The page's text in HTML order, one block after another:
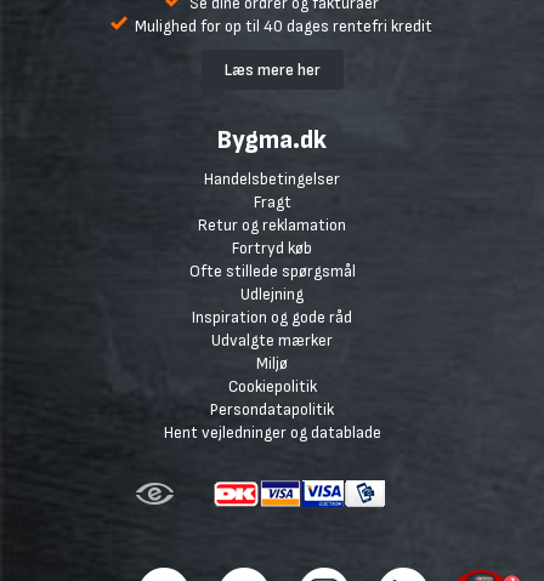
Mulighed for op til 40 dages rentefri kredit
Læs mere her
Bygma.dk
Handelsbetingelser
Fragt
Retur og reklamation
Fortryd køb
Ofte stillede spørgsmål
Udlejning
Inspiration og gode råd
Udvalgte mærker
Miljø
Cookiepolitik
Persondatapolitik
Hent vejledninger og datablade